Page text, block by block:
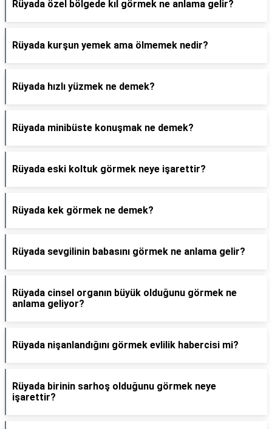
Rüyada özel bölgede kıl görmek ne anlama gelir?
Rüyada kurşun yemek ama ölmemek nedir?
Rüyada hızlı yüzmek ne demek?
Rüyada minibüste konuşmak ne demek?
Rüyada eski koltuk görmek neye işarettir?
Rüyada kek görmek ne demek?
Rüyada sevgilinin babasını görmek ne anlama gelir?
Rüyada cinsel organın büyük olduğunu görmek ne
anlama geliyor?
Rüyada nişanlandığını görmek evlilik habercisi mi?
Rüyada birinin sarhoş olduğunu görmek neye
işarettir?